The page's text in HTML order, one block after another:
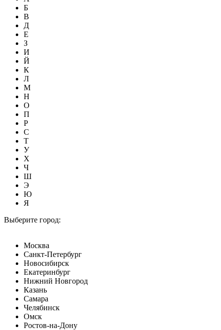
Б
В
Д
Е
З
И
Й
К
Л
М
Н
О
П
Р
С
Т
У
Х
Ч
Ш
Э
Ю
Я
Выберите город:
Москва
Санкт-Петербург
Новосибирск
Екатеринбург
Нижний Новгород
Казань
Самара
Челябинск
Омск
Ростов-на-Дону